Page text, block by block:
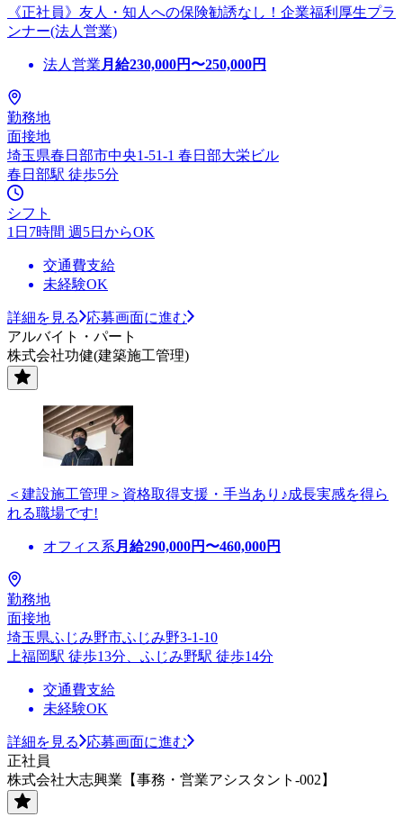
《正社員》友人・知人への保険勧誘なし！企業福利厚生プラ
ンナー(法人営業)
法人営業 月給230,000円〜250,000円
勤務地
面接地
埼玉県春日部市中央1-51-1 春日部大栄ビル
春日部駅 徒歩5分
シフト
1日7時間 週5日からOK
交通費支給
未経験OK
詳細を見る
応募画面に進む
アルバイト・パート
株式会社功健(建築施工管理)
＜建設施工管理＞資格取得支援・手当あり♪成長実感を得ら
れる職場です!
オフィス系 月給290,000円〜460,000円
勤務地
面接地
埼玉県ふじみ野市ふじみ野3-1-10
上福岡駅 徒歩13分、ふじみ野駅 徒歩14分
交通費支給
未経験OK
詳細を見る
応募画面に進む
正社員
株式会社大志興業【事務・営業アシスタント-002】